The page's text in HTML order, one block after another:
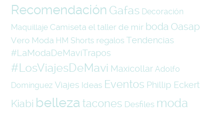
Recomendación Gafas Decoración
Maquillaje Camiseta el taller de mir boda Oasap
Vero Moda HM Shorts regalos Tendencias
#LaModaDeMaviTrapos
#LosViajesDeMavi Maxicollar Adolfo
Domínguez Viajes Ideas Eventos Phillip Eckert
Kiabi belleza tacones Desfiles moda